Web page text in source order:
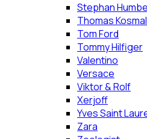
Stephan
Thomas
Tom Ford
Tommy Hilfiger
Valentino
Versace
Viktor & Rolf
Xerjoff
Yves Saint
Zara